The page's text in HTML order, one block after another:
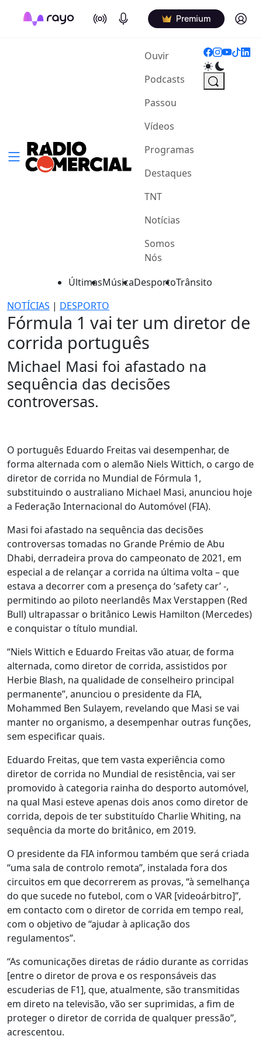
On Air Podcasts Premium Log in
Ouvir(current)
Podcasts
Passou
Vídeos
Programas
Destaques
TNT
Notícias
Somos
Nós
ÚltimasMúsicaDesportoTrânsito
NOTÍCIAS | DESPORTO
Fórmula 1 vai ter um diretor de
corrida português
Michael Masi foi afastado na
sequência das decisões
controversas.
O português Eduardo Freitas vai desempenhar, de
forma alternada com o alemão Niels Wittich, o cargo de
diretor de corrida no Mundial de Fórmula 1,
substituindo o australiano Michael Masi, anunciou hoje
a Federação Internacional do Automóvel (FIA).
Masi foi afastado na sequência das decisões
controversas tomadas no Grande Prémio de Abu
Dhabi, derradeira prova do campeonato de 2021, em
especial a de relançar a corrida na última volta – que
estava a decorrer com a presença do ‘safety car’ -,
permitindo ao piloto neerlandês Max Verstappen (Red
Bull) ultrapassar o britânico Lewis Hamilton (Mercedes)
e conquistar o título mundial.
“Niels Wittich e Eduardo Freitas vão atuar, de forma
alternada, como diretor de corrida, assistidos por
Herbie Blash, na qualidade de conselheiro principal
permanente”, anunciou o presidente da FIA,
Mohammed Ben Sulayem, revelando que Masi se vai
manter no organismo, a desempenhar outras funções,
sem especificar quais.
Eduardo Freitas, que tem vasta experiência como
diretor de corrida no Mundial de resistência, vai ser
promovido à categoria rainha do desporto automóvel,
na qual Masi esteve apenas dois anos como diretor de
corrida, depois de ter substituído Charlie Whiting, na
sequência da morte do britânico, em 2019.
O presidente da FIA informou também que será criada
“uma sala de controlo remota”, instalada fora dos
circuitos em que decorrerem as provas, “à semelhança
do que sucede no futebol, com o VAR [videoárbitro]”,
em contacto com o diretor de corrida em tempo real,
com o objetivo de “ajudar à aplicação dos
regulamentos”.
“As comunicações diretas de rádio durante as corridas
[entre o diretor de prova e os responsáveis das
escuderias de F1], que, atualmente, são transmitidas
em direto na televisão, vão ser suprimidas, a fim de
proteger o diretor de corrida de qualquer pressão”,
acrescentou.